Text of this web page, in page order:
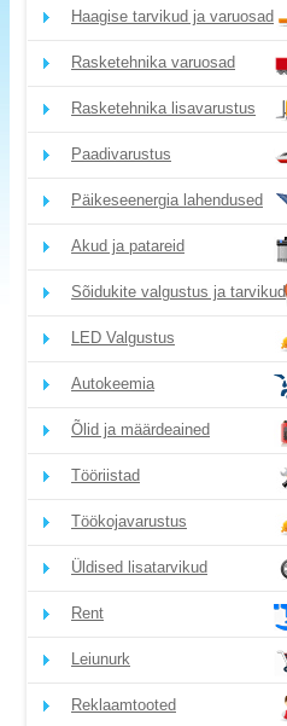
Haagise tarvikud ja varuosad
Rasketehnika varuosad
Rasketehnika lisavarustus
Paadivarustus
Päikeseenergia lahendused
Akud ja patareid
Sõidukite valgustus ja tarvikud
LED Valgustus
Autokeemia
Õlid ja määrdeained
Tööriistad
Töökojavarustus
Üldised lisatarvikud
Rent
Leiunurk
Reklaamtooted